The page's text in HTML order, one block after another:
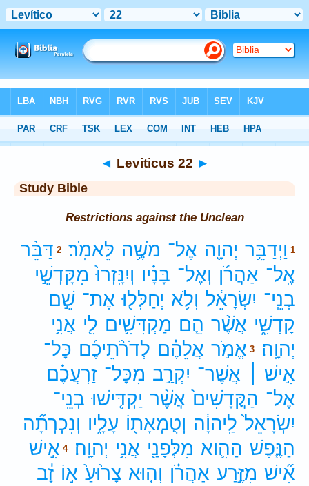
Study Bible > Leviticus 22
◄ Leviticus 22 ►
Study Bible
Restrictions against the Unclean
1 וַיְדַבֵּ֥ר יְהוָ֖ה אֶל־ מֹשֶׁ֥ה לֵּאמֹֽר׃ 2 דַּבֵּ֨ר
אֶֽל־ אַהֲרֹ֜ן וְאֶל־ בָּנָ֗יו וְיִנָּֽזְרוּ֙ מִקָּדְשֵׁ֣י
בְנֵֽי־ יִשְׂרָאֵ֔ל וְלֹ֥א יְחַלְּל֖וּ אֶת־ שֵׁ֣ם
קָדְשִׁ֑י אֲשֶׁ֨ר הֵ֧ם מַקְדִּשִׁ֛ים לִ֖י אֲנִ֥י
יְהוָֽה׃
3 אֱמֹ֣ר אֲלֵהֶ֗ם לְדֹרֹ֨תֵיכֶ֜ם כָּל־
אִ֣ישׁ ׀
אֲשֶׁר־ יִקְרַ֣ב מִכָּל־ זַרְעֲכֶ֗ם
אֶל־ הַקֳּדָשִׁים֙ אֲשֶׁ֨ר יַקְדִּ֤ישׁוּ בְנֵֽי־
יִשְׂרָאֵל֙ לַֽיהוָ֔ה וְטֻמְאָת֖וֹ עָלָ֑יו וְנִכְרְתָ֞ה
הַנֶּ֧פֶשׁ הַהִ֛וא מִלְּפָנַ֖י אֲנִ֥י יְהוָֽה׃ 4 אִ֣ישׁ
אִ֞ישׁ מִזֶּ֣רַע אַהֲרֹ֗ן וְה֤וּא צָר֙וּעַ֙ א֣וֹ זָ֔ב